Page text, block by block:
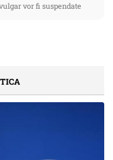
vor fi suspendate